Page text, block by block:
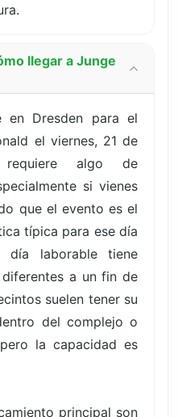
llegar a Junge
en Dresden para el
el viernes, 21 de
algo de
si vienes
que el evento es el
típica para ese día
laborable tiene
a un fin de
suelen tener su
del complejo o
la capacidad es
principal son